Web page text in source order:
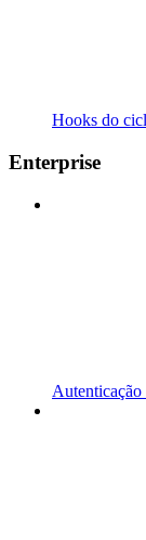
Hooks do
Enterprise